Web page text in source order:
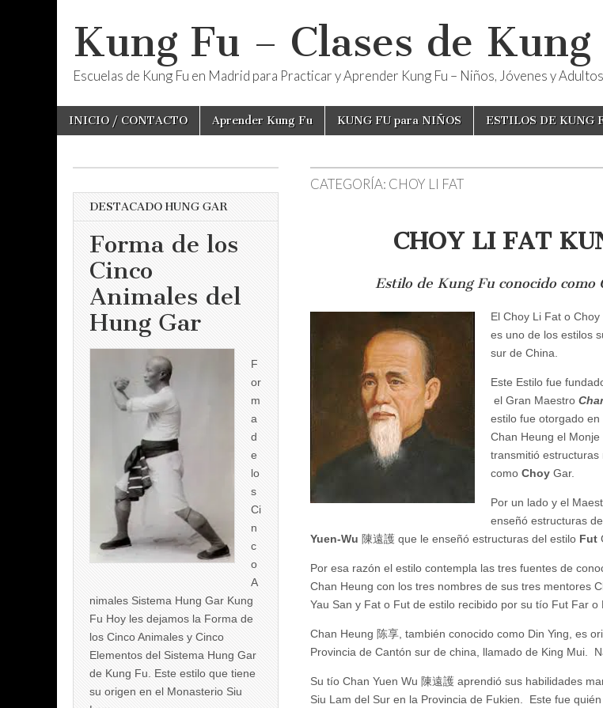
Kung Fu – Clases de
Escuelas de Kung Fu en Madrid para Practicar y Aprender Kung Fu – Niños, Jóvenes y
Main
menu
Skip
INICIO / CONTACTO Aprender Kung Fu KUNG FU para NIÑOS ESTILOS DE KUNG
CATEGORÍA: CHOY LI FAT
CHOY LI FAT
Estilo de Kung Fu conocido como
El Choy Li Fat o
es uno de los estilos
sur de China.
Este Estilo fue
el Gran Maestro
estilo fue otorgado
Chan Heung el Monje
transmitió
como Choy Gar.
Por un lado y el
enseñó estructuras
Yuen-Wu 陳遠護 que le enseñó estructuras del estilo Fut
Por esa razón el estilo contempla las tres fuentes de
Chan Heung con los tres nombres de sus tres mentores
Yau San y Fat o Fut de estilo recibido por su tío Fut Far o
Chan Heung 陈享, también conocido como Din Ying, es
Provincia de Cantón sur de china, llamado de King Mui.
Su tío Chan Yuen Wu 陳遠護 aprendió sus habilidades
Siu Lam del Sur en la Provincia de Fukien. Este fue
DESTACADO HUNG GAR
Forma de los
Cinco
Animales del
Hung Gar
F
or
m
a
d
e
lo
s
Ci
n
c
o
A
nimales Sistema Hung Gar Kung
Fu Hoy les dejamos la Forma de
los Cinco Animales y Cinco
Elementos del Sistema Hung Gar
de Kung Fu. Este estilo que tiene
su origen en el Monasterio Siu